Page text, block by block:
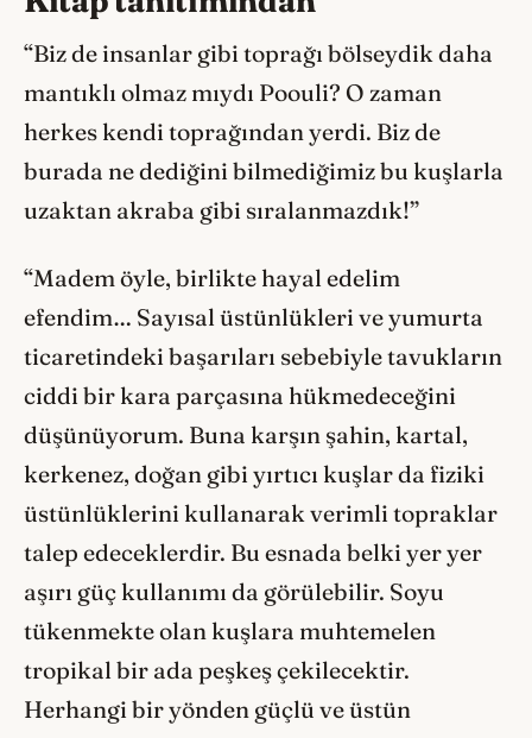
“Biz de insanlar gibi toprağı bölseydik daha
mantıklı olmaz mıydı Poouli? O zaman
herkes kendi toprağından yerdi. Biz de
burada ne dediğini bilmediğimiz bu kuşlarla
uzaktan akraba gibi sıralanmazdık!”
“Madem öyle, birlikte hayal edelim
efendim… Sayısal üstünlükleri ve yumurta
ticaretindeki başarıları sebebiyle tavukların
ciddi bir kara parçasına hükmedeceğini
düşünüyorum. Buna karşın şahin, kartal,
kerkenez, doğan gibi yırtıcı kuşlar da fiziki
üstünlüklerini kullanarak verimli topraklar
talep edeceklerdir. Bu esnada belki yer yer
aşırı güç kullanımı da görülebilir. Soyu
tükenmekte olan kuşlara muhtemelen
tropikal bir ada peşkeş çekilecektir.
Herhangi bir yönden güçlü ve üstün